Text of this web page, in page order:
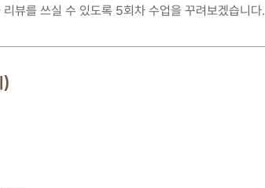
뷰를 쓰실 수 있도록 5회차 수업을 꾸려보겠습니다.
)